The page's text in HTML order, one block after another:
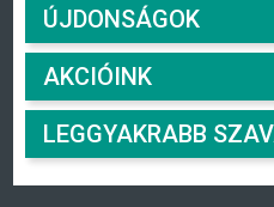
ÚJDONSÁGOK
AKCIÓINK
LEGGYAKRABB